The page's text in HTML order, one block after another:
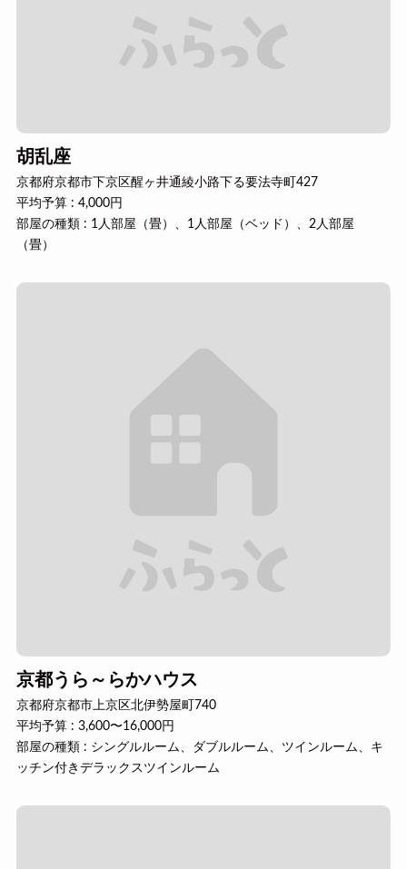
胡乱座
京都府京都市下京区醒ヶ井通綾小路下る要法寺町427
平均予算 : 4,000円
部屋の種類 : 1人部屋（畳）、1人部屋（ベッド）、2人部屋
（畳）
京都うら～らかハウス
京都府京都市上京区北伊勢屋町740
平均予算 : 3,600〜16,000円
部屋の種類 : シングルルーム、ダブルルーム、ツインルーム、キ
ッチン付きデラックスツインルーム